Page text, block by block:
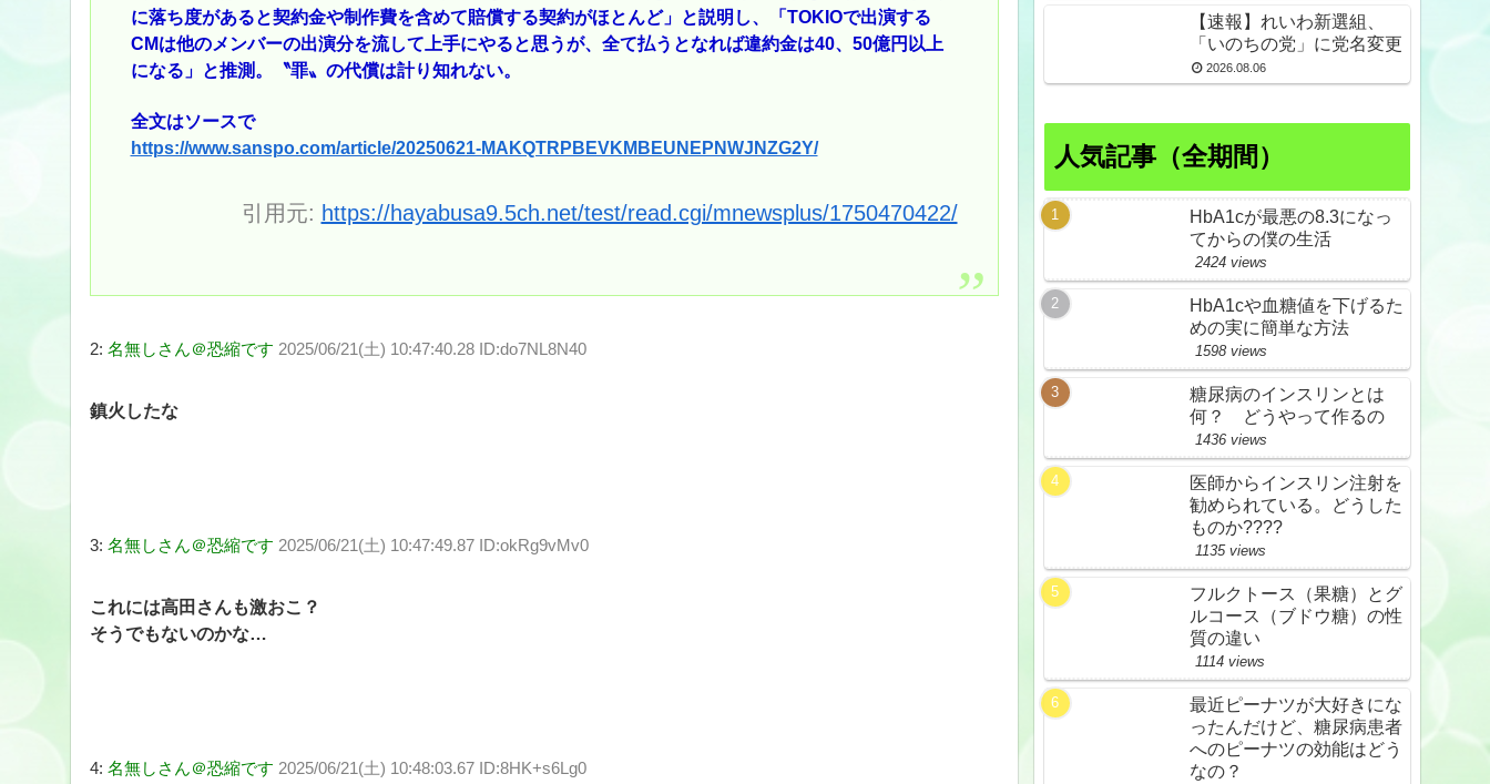
に落ち度があると契約金や制作費を含めて賠償する契約がほとんど」と説明し、「TOKIOで出演する
CMは他のメンバーの出演分を流して上手にやると思うが、全て払うとなれば違約金は40、50億円以上
になる」と推測。〝罪〟の代償は計り知れない。
全文はソースで
https://www.sanspo.com/article/20250621-MAKQTRPBEVKMBEUNEPNWJNZG2Y/
引用元: https://hayabusa9.5ch.net/test/read.cgi/mnewsplus/1750470422/
2: 名無しさん＠恐縮です 2025/06/21(土) 10:47:40.28 ID:do7NL8N40
鎮火したな
3: 名無しさん＠恐縮です 2025/06/21(土) 10:47:49.87 ID:okRg9vMv0
これには高田さんも激おこ？
そうでもないのかな…
4: 名無しさん＠恐縮です 2025/06/21(土) 10:48:03.67 ID:8HK+s6Lg0
【速報】れいわ新選組、
「いのちの党」に党名変更
2026.08.06
人気記事（全期間）
HbA1cが最悪の8.3になっ
てからの僕の生活
2424 views
HbA1cや血糖値を下げるた
めの実に簡単な方法
1598 views
糖尿病のインスリンとは
何？ どうやって作るの
1436 views
医師からインスリン注射を
勧められている。どうした
ものか????
1135 views
フルクトース（果糖）とグ
ルコース（ブドウ糖）の性
質の違い
1114 views
最近ピーナツが大好きにな
ったんだけど、糖尿病患者
へのピーナツの効能はどう
なの？